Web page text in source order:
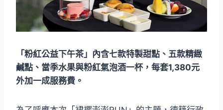
「粉紅公益下午茶」內含七款特製甜點、五款精緻
鹹點、當季水果與粉紅氣泡酒一杯，每套1,380元
外加一成服務費。